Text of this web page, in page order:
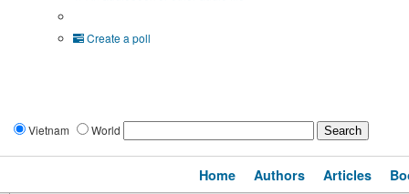
Create a poll
Vietnam World
Home Authors Articles